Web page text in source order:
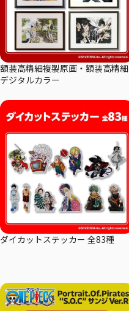
額装高精細複製原画・額装高精細
デジタルカラー
ダイカットステッカー 全83種